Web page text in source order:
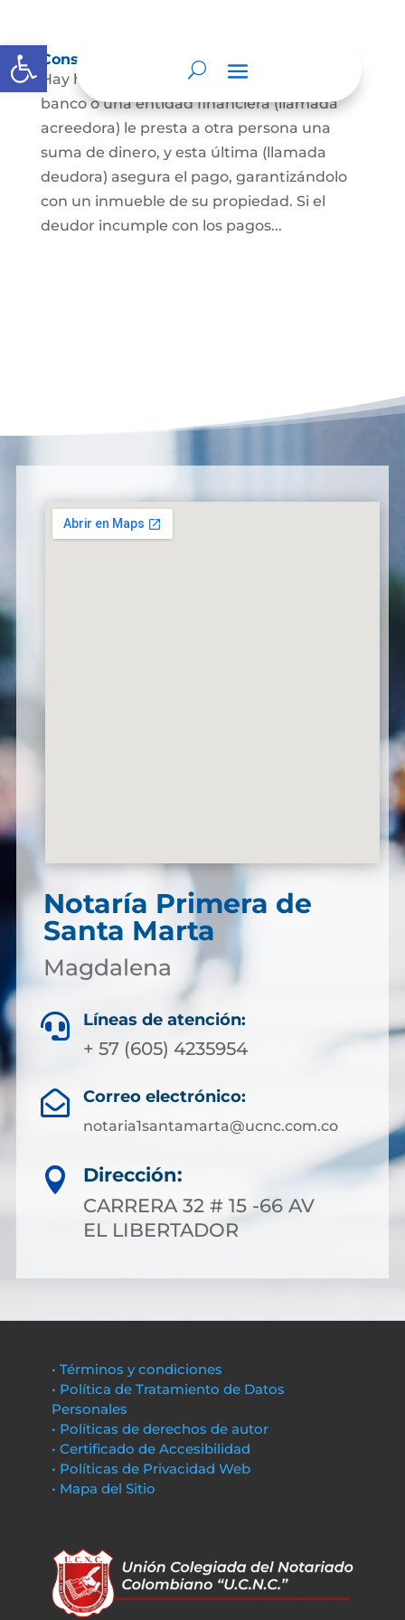
Abrir barra de herramientas
Constitución de hipoteca
Hay hipoteca cuando una persona, o un
banco o una entidad financiera (llamada
acreedora) le presta a otra persona una
suma de dinero, y esta última (llamada
deudora) asegura el pago, garantizándolo
con un inmueble de su propiedad. Si el
deudor incumple con los pagos...
Notaría Primera de
Santa Marta
Magdalena
 Líneas de atención:
+ 57 (605) 4235954
 Correo electrónico:
notaria1santamarta@ucnc.com.co

Dirección:
CARRERA 32 # 15 -66 AV
EL LIBERTADOR
• Términos y condiciones
• Política de Tratamiento de Datos
Personales
• Políticas de derechos de autor
• Certificado de Accesibilidad
• Políticas de Privacidad Web
• Mapa del Sitio